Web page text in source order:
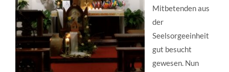
Mitbetenden aus
der
Seelsorgeeinheit
gut besucht
gewesen. Nun